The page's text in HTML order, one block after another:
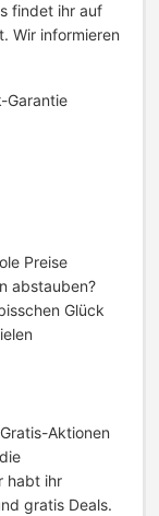
findet ihr auf
Wir informieren
Garantie
Preise
abstauben?
Glück
Aktionen
habt ihr
gratis Deals.